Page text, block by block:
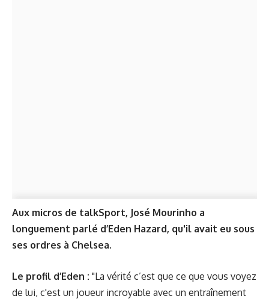
Aux micros de talkSport, José Mourinho a
longuement parlé d’Eden Hazard, qu'il avait eu sous
ses ordres à Chelsea.
Le profil d’Eden : "La vérité c’est que ce que vous voyez
de lui, c'est un joueur incroyable avec un entraînement